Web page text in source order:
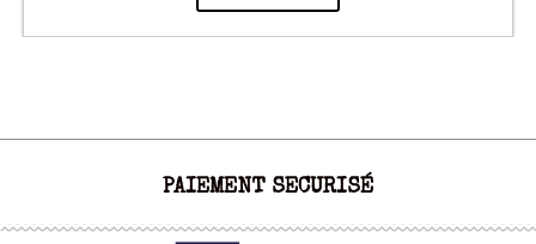
PAIEMENT SECURISÉ